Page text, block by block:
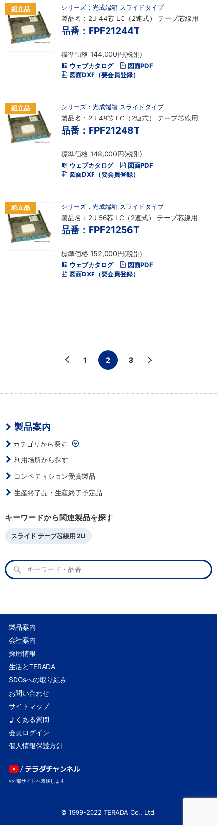
組立品 シリーズ：光成端箱 スライドタイプ
製品名：2U 44芯 LC（2連式） テープ芯線用
品番：FPF21244T
標準価格 144,000円(税別)
ウェブカタログ
図面PDF
図面DXF（要会員登録）
組立品 シリーズ：光成端箱 スライドタイプ
製品名：2U 48芯 LC（2連式） テープ芯線用
品番：FPF21248T
標準価格 148,000円(税別)
ウェブカタログ
図面PDF
図面DXF（要会員登録）
組立品 シリーズ：光成端箱 スライドタイプ
製品名：2U 56芯 LC（2連式） テープ芯線用
品番：FPF21256T
標準価格 152,000円(税別)
ウェブカタログ
図面PDF
図面DXF（要会員登録）
1 2 3
製品案内
カテゴリから探す
利用場所から探す
コンペティション受賞製品
生産終了品・生産終了予定品
キーワードから関連製品を探す
スライド テープ芯線用 2U
製品案内
会社案内
採用情報
生活とTERADA
SDGsへの取り組み
お問い合わせ
サイトマップ
よくある質問
会員ログイン
個人情報保護方針
© 1999-2022 TERADA Co., Ltd.